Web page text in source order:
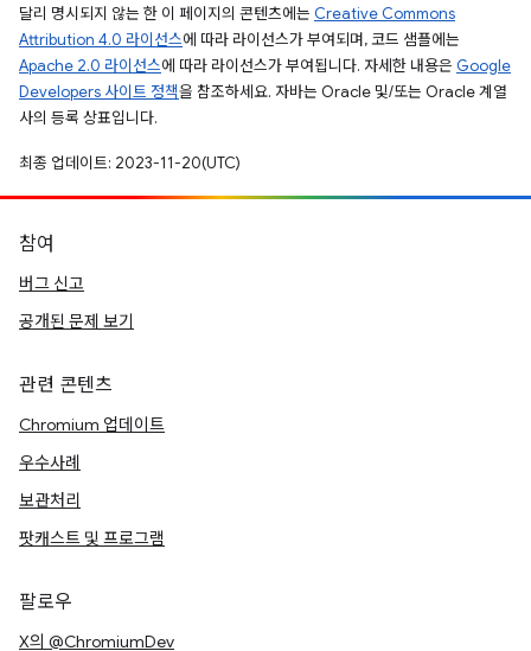
달리 명시되지 않는 한 이 페이지의 콘텐츠에는 Creative Commons
Attribution 4.0 라이선스에 따라 라이선스가 부여되며, 코드 샘플에는
Apache 2.0 라이선스에 따라 라이선스가 부여됩니다. 자세한 내용은 Google
Developers 사이트 정책을 참조하세요. 자바는 Oracle 및/또는 Oracle 계열
사의 등록 상표입니다.
최종 업데이트: 2023-11-20(UTC)
참여
버그 신고
공개된 문제 보기
관련 콘텐츠
Chromium 업데이트
우수사례
보관처리
팟캐스트 및 프로그램
팔로우
X의 @ChromiumDev